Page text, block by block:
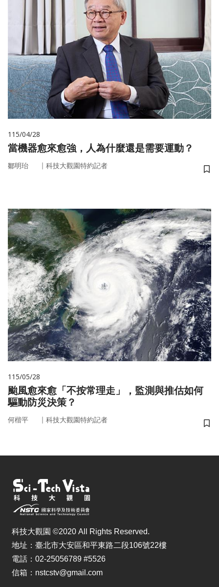
115/04/28
當機器愈來愈強，人為什麼還是需要運動？
鄒明珆 ｜ 科技大觀園特約記者
儲
115/05/28
颱風愈來愈「不按常理走」，監測與推估如何
驅動防災決策？
何楷平 ｜ 科技大觀園特約記者
儲
科技大觀園 ©2020 All Rights Reserved.
地址：臺北市大安區和平東路二段106號22樓
電話：02-25056789 #5526
信箱：nstcstv@gmail.com